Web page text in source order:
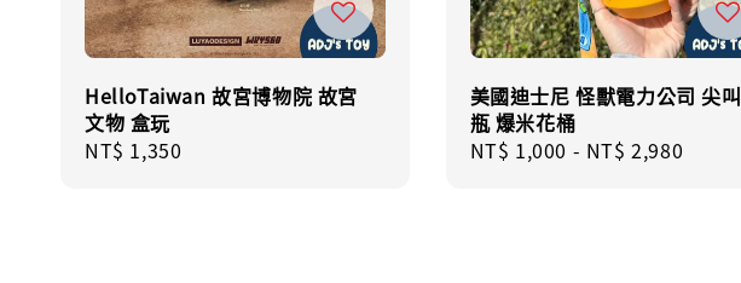
HelloTaiwan 故宮博物院 故宮
文物 盒玩
Regular
NT$ 1,350
美國迪士尼 怪獸電力公司 尖叫
瓶 爆米花桶
Regular
NT$ 1,000 - NT$ 2,980